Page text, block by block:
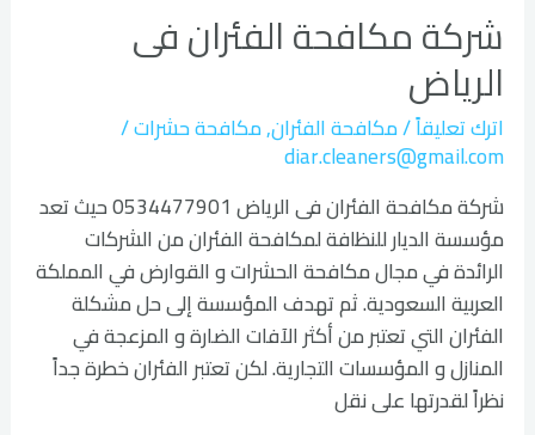
شركة مكافحة الفئران فى
الرياض
اترك تعليقاً/مكافحة الفئران,مكافحة حشرات/
diar.cleaners@gmail.com
شركة مكافحة الفئران فى الرياض 0534477901 حيث تعد
مؤسسة الديار للنظافة لمكافحة الفئران من الشركات
الرائدة في مجال مكافحة الحشرات و القوارض في المملكة
العربية السعودية. ثم تهدف المؤسسة إلى حل مشكلة
الفئران التي تعتبر من أكثر الآفات الضارة و المزعجة في
المنازل و المؤسسات التجارية. لكن تعتبر الفئران خطرة جداً
نظراً لقدرتها على نقل
الفئران
فى
الرياض